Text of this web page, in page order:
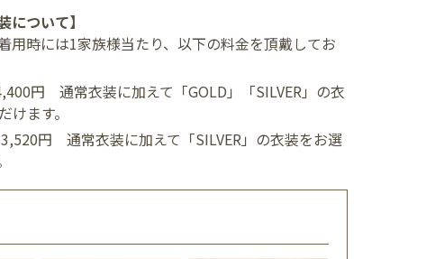
について】
用時には1家族様当たり、以下の料金を頂戴してお
円 通常衣装に加えて「GOLD」「SILVER」の衣
けます。
3,520円 通常衣装に加えて「SILVER」の衣装をお選